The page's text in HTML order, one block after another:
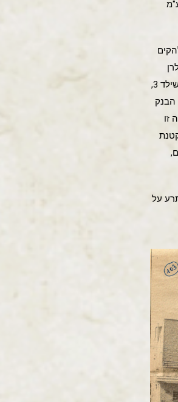
במטרה להקים
בנק אלרן
ואכן אנו מוצאים בעיתון "דבר" מיום 21 לחודש מאי 1935 – את ההודעה על "חנוכת בית הבנק אלרן" בשעה 5:00 אחה"צ בשדרות רוטשילד 3,
הבנק
זו
מיתון כלכלי והקטנת
שהיו לו כבר 16 סניפים,
שמשתרע על